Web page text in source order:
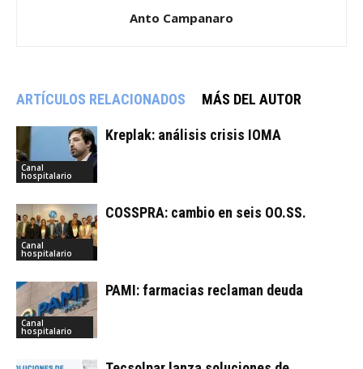
Anto Campanaro
ARTÍCULOS RELACIONADOS MÁS DEL AUTOR
Canal
hospitalario
Kreplak: análisis crisis IOMA
Canal
hospitalario
COSSPRA: cambio en seis OO.SS.
Canal
hospitalario
PAMI: farmacias reclaman deuda